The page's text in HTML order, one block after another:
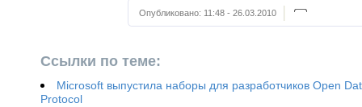
Опубликовано: 11:48 - 26.03.2010
Ссылки по теме:
Microsoft выпустила наборы для разработчиков Open
Protocol